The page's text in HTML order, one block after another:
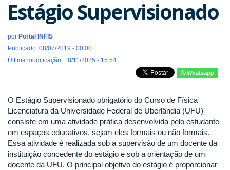
Estágio Supervisionado
por Portal INFIS
Publicado: 08/07/2019 - 00:00
Última modificação: 18/11/2025 - 15:54
Whatsapp
O Estágio Supervisionado obrigatório do Curso de Física
Licenciatura da Universidade Federal de Uberlândia (UFU)
consiste em uma atividade prática desenvolvida pelo estudante
em espaços educativos, sejam eles formais ou não formais.
Essa atividade é realizada sob a supervisão de um docente da
instituição concedente do estágio e sob a orientação de um
docente da UFU. O principal objetivo do estágio é proporcionar